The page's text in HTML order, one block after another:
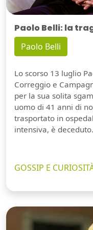
Paolo Belli: la
Paolo Belli
Lo scorso 13 luglio
Correggio e
per la sua solita
uomo di 41 anni di
trasportato in
intensiva, è deceduto.
GOSSIP E